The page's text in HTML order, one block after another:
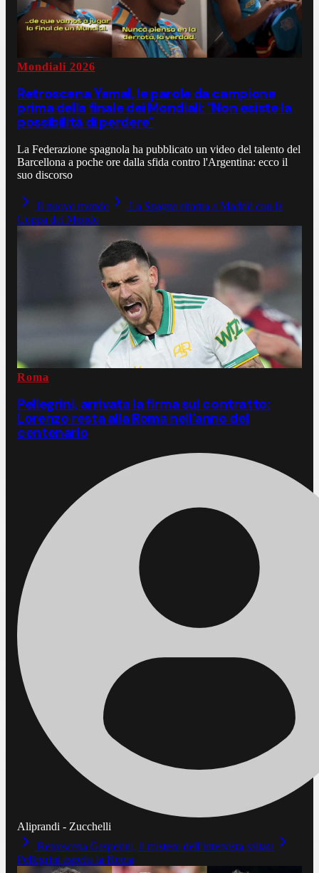
Mondiali 2026
Retroscena Yamal, le parole da campione
prima della finale dei Mondiali: "Non esiste la
possibilità di perdere"
La Federazione spagnola ha pubblicato un video del talento del
Barcellona a poche ore dalla sfida contro l'Argentina: ecco il
suo discorso
Il nuovo mondo
La Spagna ritorna a Madrid con la
Coppa del Mondo
Roma
Pellegrini, arrivata la firma sul contratto:
Lorenzo resta alla Roma nell'anno del
centenario
Aliprandi - Zucchelli
Retroscena Gasperini, il mistero dell’intervista saltata
Pellegrini aspetta la Roma